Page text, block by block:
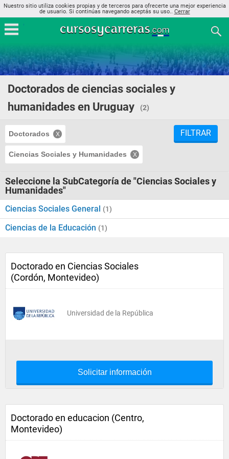
Nuestro sitio utiliza cookies propias y de terceros para ofrecerte una mejor experiencia
de usuario. Si continúas navegando aceptás su uso.. Cerrar
Doctorados de ciencias sociales y
humanidades en Uruguay
(2)
Doctorados
Ciencias Sociales y Humanidades
FILTRAR
Seleccione la SubCategoría de "Ciencias Sociales y
Humanidades"
Ciencias Sociales General (1)
Ciencias de la Educación (1)
Doctorado en Ciencias Sociales
(Cordón, Montevideo)
Universidad de la República
Solicitar información
Doctorado en educacion (Centro,
Montevideo)